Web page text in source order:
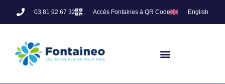
03 81 92 67 32 Accès Fontaines à QR Code English